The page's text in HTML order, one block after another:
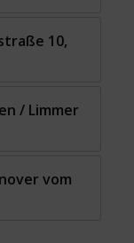
10,
/ Limmer
vom